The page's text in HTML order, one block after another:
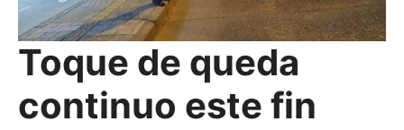
Toque de queda
continuo este fin